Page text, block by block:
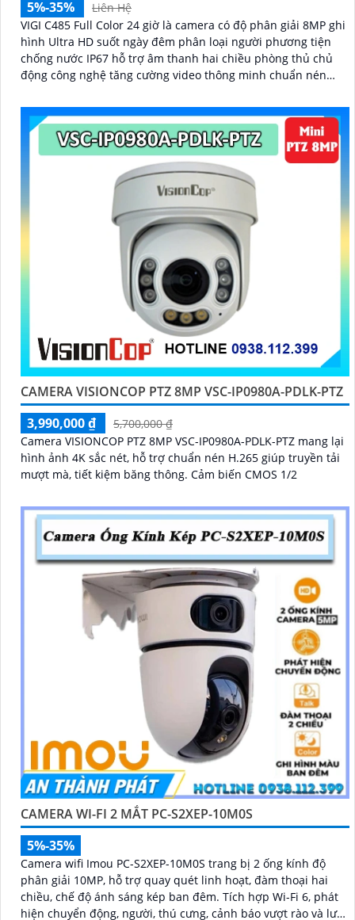
5%-35%
Liên Hệ
VIGI C485 Full Color 24 giờ là camera có độ phân giải 8MP ghi
hình Ultra HD suốt ngày đêm phân loại người phương tiện
chống nước IP67 hỗ trợ âm thanh hai chiều phòng thủ chủ
động công nghệ tăng cường video thông minh chuẩn nén
CAMERA VISIONCOP PTZ 8MP VSC-IP0980A-PDLK-PTZ
3,990,000 ₫
5,700,000 ₫
Camera VISIONCOP PTZ 8MP VSC-IP0980A-PDLK-PTZ mang lại
hình ảnh 4K sắc nét, hỗ trợ chuẩn nén H.265 giúp truyền tải
mượt mà, tiết kiệm băng thông. Cảm biến CMOS 1/2
CAMERA WI-FI 2 MẮT PC-S2XEP-10M0S
5%-35%
Camera wifi Imou PC-S2XEP-10M0S trang bị 2 ống kính độ
phân giải 10MP, hỗ trợ quay quét linh hoạt, đàm thoại hai
chiều, chế độ ánh sáng kép ban đêm. Tích hợp Wi-Fi 6, phát
hiện chuyển động, người, thú cưng, cảnh báo vượt rào và lưu